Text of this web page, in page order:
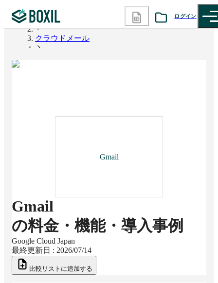
ログイン
カテゴリから探す
BOXIL
クラウドメール
Gmail
Gmail
の料金・機能・導入事例
Google Cloud Japan
最終更新日 : 2026/07/14
比較リストに追加する